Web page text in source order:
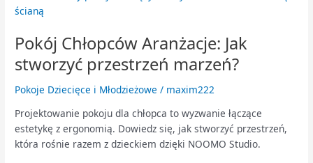
Pokój Chłopców Aranżacje: Jak
stworzyć przestrzeń marzeń?
Pokoje Dziecięce i Młodzieżowe / maxim222
Projektowanie pokoju dla chłopca to wyzwanie łączące
estetykę z ergonomią. Dowiedz się, jak stworzyć przestrzeń,
która rośnie razem z dzieckiem dzięki NOOMO Studio.
Chłopców
Jak
stworzyć
przestrzeń
marzeń?